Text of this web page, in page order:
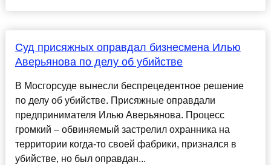
Суд присяжных оправдал бизнесмена Илью
Аверьянова по делу об убийстве
В Мосгорсуде вынесли беспрецедентное решение
по делу об убийстве. Присяжные оправдали
предпринимателя Илью Аверьянова. Процесс
громкий – обвиняемый застрелил охранника на
территории когда-то своей фабрики, признался в
убийстве, но был оправдан...